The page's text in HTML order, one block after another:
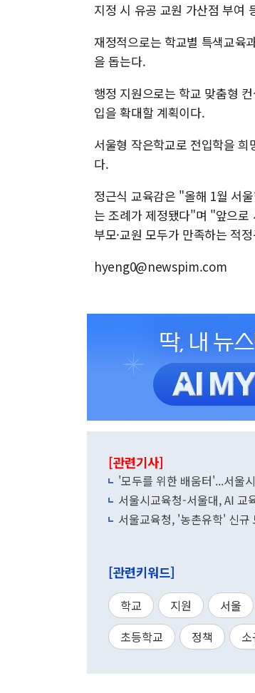
지정 시 유공 교원 가산점 부여
재정적으로는 학교별 특색교육
을 돕는다.
행정 지원으로는 학교 맞춤형
입을 확대할 계획이다.
서울형 작은학교로 전입학을
다.​
정근식 교육감은 "올해 1월 서
는 조례가 제정됐다"며 "앞으로
부모·교원 모두가 만족하는 적
hyeng0@newspim.com
[관련기사]
'모두를 위한 배움터'...서울
서울시교육청-서울대, AI 교
서울교육청, '농촌유학' 신규
[관련키워드]
학교 지원 서울
초등학교
정책